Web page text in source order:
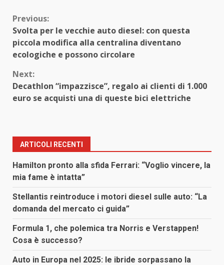
Continue
Reading
Previous:
Svolta per le vecchie auto diesel: con questa
piccola modifica alla centralina diventano
ecologiche e possono circolare
Next:
Decathlon “impazzisce”, regalo ai clienti di 1.000
euro se acquisti una di queste bici elettriche
ARTICOLI RECENTI
Hamilton pronto alla sfida Ferrari: “Voglio vincere, la
mia fame è intatta”
Stellantis reintroduce i motori diesel sulle auto: “La
domanda del mercato ci guida”
Formula 1, che polemica tra Norris e Verstappen!
Cosa è successo?
Auto in Europa nel 2025: le ibride sorpassano la